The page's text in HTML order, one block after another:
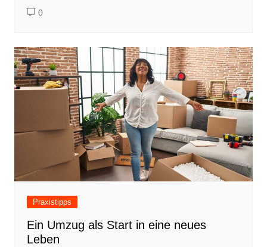
0
Praxistipps
Ein Umzug als Start in eine neues
Leben